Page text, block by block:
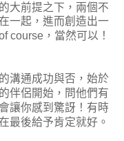
大前提之下，兩個不
一起，進而創造出一
course ，當然可以！
溝通成功與否，始於
伴侶開始，問他們有
讓你感到驚訝！有時
最後給予肯定就好。